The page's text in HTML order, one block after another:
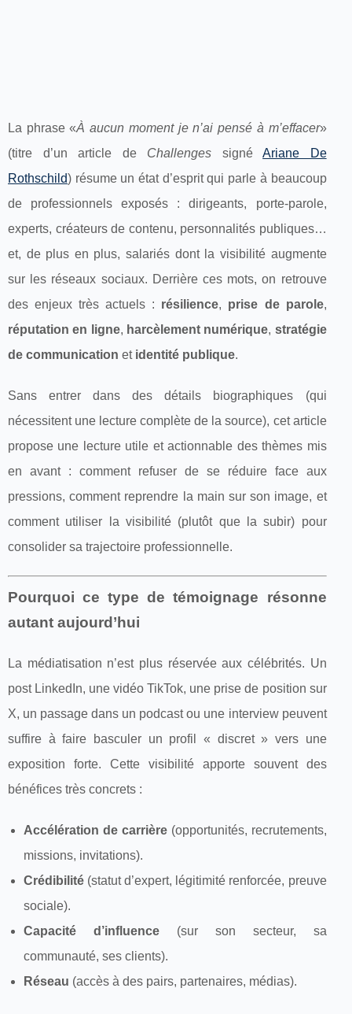
La phrase «À aucun moment je n’ai pensé à m’effacer»
(titre d’un article de Challenges signéAriane De
Rothschild) résume un état d’esprit qui parle à beaucoup
de professionnels exposés : dirigeants, porte-parole,
experts, créateurs de contenu, personnalités publiques…
et, de plus en plus, salariés dont la visibilité augmente
sur les réseaux sociaux. Derrière ces mots, on retrouve
des enjeux très actuels : résilience, prise de parole,
réputation en ligne, harcèlement numérique, stratégie
de communication et identité publique.
Sans entrer dans des détails biographiques (qui
nécessitent une lecture complète de la source), cet article
propose une lecture utile et actionnable des thèmes mis
en avant : comment refuser de se réduire face aux
pressions, comment reprendre la main sur son image, et
comment utiliser la visibilité (plutôt que la subir) pour
consolider sa trajectoire professionnelle.
Pourquoi ce type de témoignage résonne
autant aujourd’hui
La médiatisation n’est plus réservée aux célébrités. Un
post LinkedIn, une vidéo TikTok, une prise de position sur
X, un passage dans un podcast ou une interview peuvent
suffire à faire basculer un profil « discret » vers une
exposition forte. Cette visibilité apporte souvent des
bénéfices très concrets :
Accélération de carrière(opportunités, recrutements,
missions, invitations).
Crédibilité (statut d’expert, légitimité renforcée, preuve
sociale).
Capacité d’influence(sur son secteur, sa
communauté, ses clients).
Réseau (accès à des pairs, partenaires, médias).